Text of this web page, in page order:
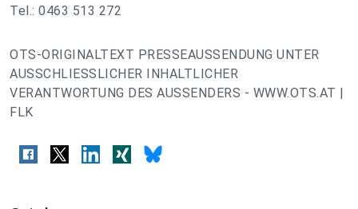
Tel.: 0463 513 272
OTS-ORIGINALTEXT PRESSEAUSSENDUNG UNTER
AUSSCHLIESSLICHER INHALTLICHER
VERANTWORTUNG DES AUSSENDERS - WWW.OTS.AT |
FLK